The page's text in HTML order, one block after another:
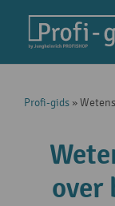
Profi-gids »
over